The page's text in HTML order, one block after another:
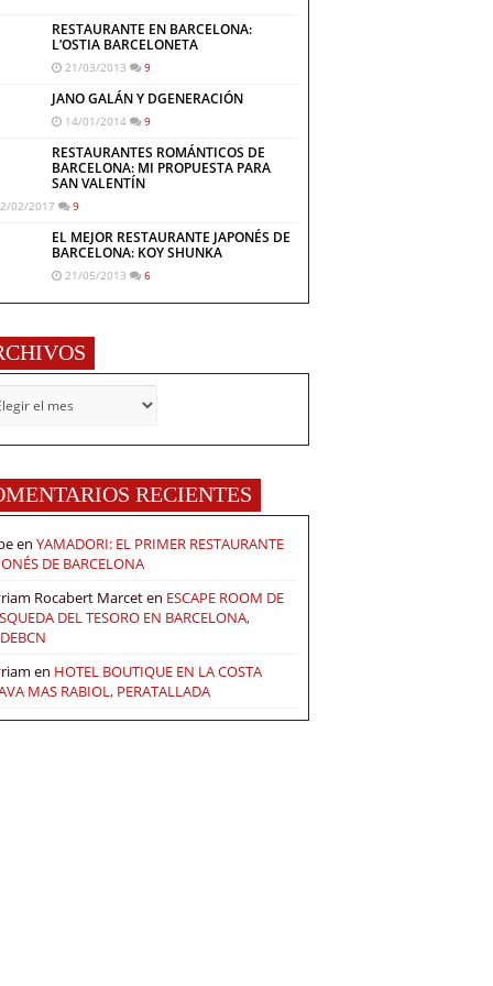
RESTAURANTE EN BARCELONA:
L’OSTIA BARCELONETA
21/03/2013 9
JANO GALÁN Y DGENERACIÓN
14/01/2014 9
RESTAURANTES ROMÁNTICOS DE
BARCELONA: MI PROPUESTA PARA
SAN VALENTÍN
02/2017 9
EL MEJOR RESTAURANTE JAPONÉS DE
BARCELONA: KOY SHUNKA
21/05/2013 6
RECIENTES
en YAMADORI: EL PRIMER RESTAURANTE
DE BARCELONA
Rocabert Marceten ESCAPE ROOM DE
DEL TESORO EN BARCELONA,
en HOTEL BOUTIQUE EN LA COSTA
MAS RABIOL, PERATALLADA